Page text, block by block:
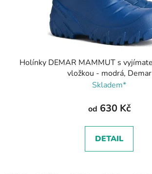
Holínky DEMAR MAMMUT s
vložkou - modrá, Demar
Skladem*
od 630 Kč
DETAIL